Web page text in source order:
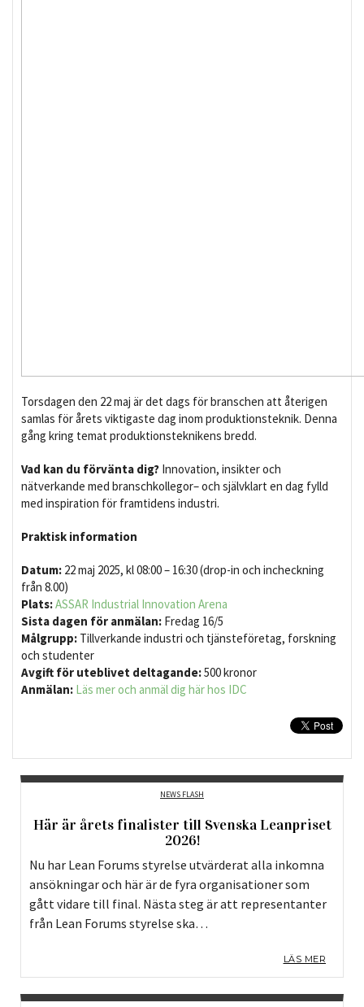
Torsdagen den 22 maj är det dags för branschen att återigen
samlas för årets viktigaste dag inom produktionsteknik. Denna
gång kring temat produktionsteknikens bredd.
Vad kan du förvänta dig? Innovation, insikter och
nätverkande med branschkollegor– och självklart en dag fylld
med inspiration för framtidens industri.
Praktisk information
Datum: 22 maj 2025, kl 08:00 – 16:30 (drop-in och incheckning
från 8.00)
Plats:ASSAR Industrial Innovation Arena
Sista dagen för anmälan: Fredag 16/5
Målgrupp: Tillverkande industri och tjänsteföretag, forskning
och studenter
Avgift för uteblivet deltagande:500 kronor
Anmälan: Läs mer och anmäl dig här hos IDC
NEWS FLASH
Här är årets finalister till Svenska Leanpriset
2026!
Nu har Lean Forums styrelse utvärderat alla inkomna
ansökningar och här är de fyra organisationer som
gått vidare till final. Nästa steg är att representanter
från Lean Forums styrelse ska…
LÄS MER